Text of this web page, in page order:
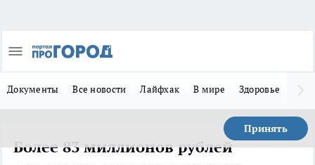
Документы Все новости Лайфхак В мире Здоровье
Принять
Более 83 миллионов рублей